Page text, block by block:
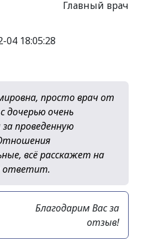
Главный врач
04 18:05:28
просто врач от
дочерью очень
проведенную
всё расскажет на
ответит.
Благодарим Вас за
отзыв!